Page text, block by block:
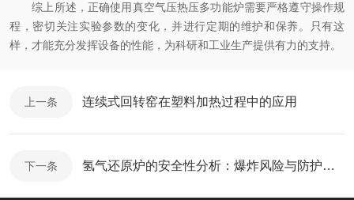
综上所述，正确使用真空气压热压多功能炉需要严格遵守操作规
程，密切关注实验参数的变化，并进行定期的维护和保养。只有这
样，才能充分发挥设备的性能，为科研和工业生产提供有力的支持。
上一条 连续式回转窑在塑料加热过程中的应用
下一条 氢气还原炉的安全性分析：爆炸风险与防护措施